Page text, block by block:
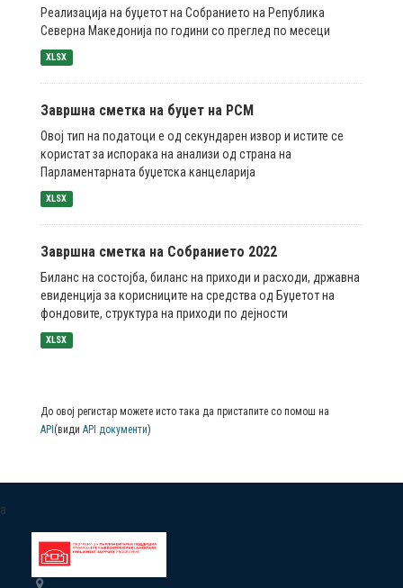
Реализација на буџетот на Собранието на Република
Северна Македонија по години со преглед по месеци
XLSX
Завршна сметка на буџет на РСМ
Овој тип на податоци е од секундарен извор и истите се
користат за испорака на анализи од страна на
Парламентарната буџетска канцеларија
XLSX
Завршна сметка на Собранието 2022
Биланс на состојба, биланс на приходи и расходи, државна
евиденција за корисниците на средства од Буџетот на
фондовите, структура на приходи по дејности
XLSX
До овој регистар можете исто така да пристапите со помош на
API (види API документи)
a